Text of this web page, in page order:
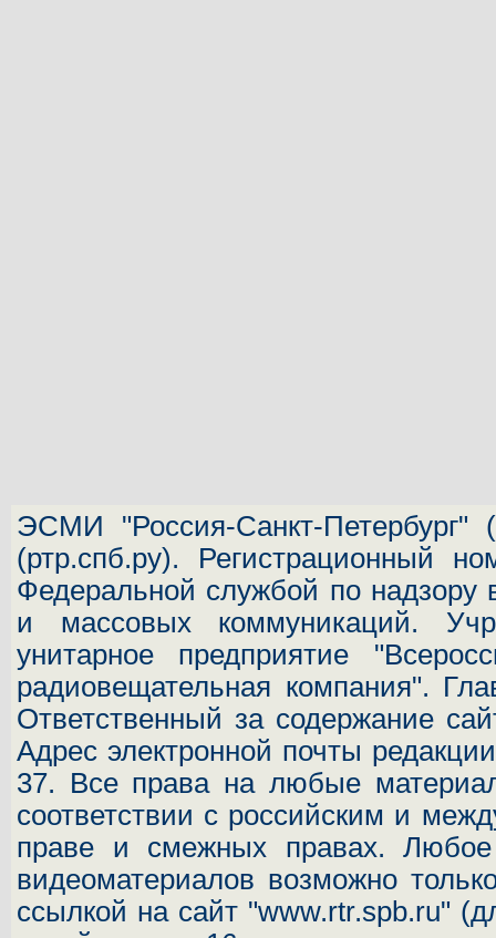
ЭСМИ "Россия-Санкт-Петербург" (
(ртр.спб.ру). Регистрационный
Федеральной службой по
и массовых коммуникаций.
унитарное предприятие
радиовещательная компания".
Ответственный за содержание
Адрес электронной почты
37. Все права на любые
соответствии с российским и
праве и смежных правах. Любое
видеоматериалов возможно
ссылкой на сайт "www.rtr.spb.ru"